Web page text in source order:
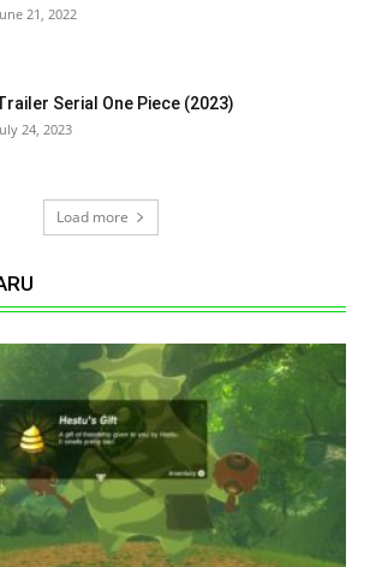
21, 2022
Serial One Piece (2023)
24, 2023
Load more